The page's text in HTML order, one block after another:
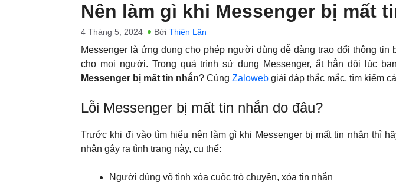
Nên làm gì khi Messenger bị mất
4 Tháng 5, 2024 Bởi Thiên Lân
Messenger là ứng dụng cho phép người dùng dễ dàng trao đổi thông
cho mọi người. Trong quá trình sử dụng Messenger, ắt hẳn đôi lúc
Messenger bị mất tin nhắn? Cùng Zaloweb giải đáp thắc mắc, tìm kiếm
Lỗi Messenger bị mất tin nhắn do đâu?
Trước khi đi vào tìm hiểu nên làm gì khi Messenger bị mất tin nhắn thì
nhân gây ra tình trạng này, cụ thể:
Người dùng vô tình xóa cuộc trò chuyện, xóa tin nhắn